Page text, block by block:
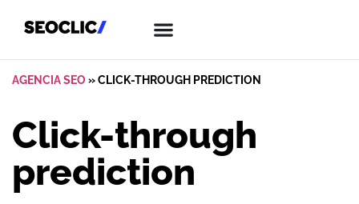
AGENCIA SEO»CLICK-THROUGH PREDICTION
Click-through
prediction